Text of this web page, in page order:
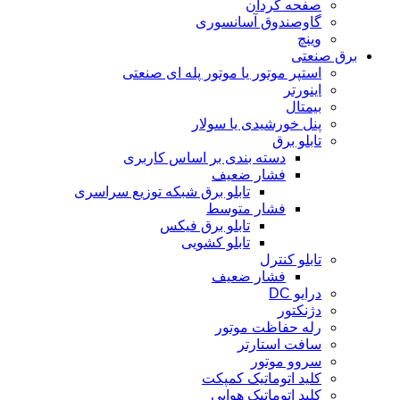
صفحه گردان
گاوصندوق آسانسوری
وینچ
برق صنعتی
استپر موتور یا موتور پله ای صنعتی
اینورتر
بیمتال
پنل خورشیدی یا سولار
تابلو برق
دسته بندی بر اساس کاربری
فشار ضعیف
تابلو برق شبکه توزیع سراسری
فشار متوسط
تابلو برق فیکس
تابلو کشویی
تابلو کنترل
فشار ضعیف
درایو DC
دژنکتور
رله حفاظت موتور
سافت استارتر
سروو موتور
کلید اتوماتیک کمپکت
کلید اتوماتیک هوایی